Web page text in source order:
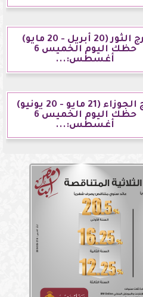
برج الثور (20 أبريل - 20 مايو)
حظك اليوم الخميس 6
أغسطس:...
برج الجوزاء (21 مايو - 20 يونيو)
حظك اليوم الخميس 6
أغسطس:...